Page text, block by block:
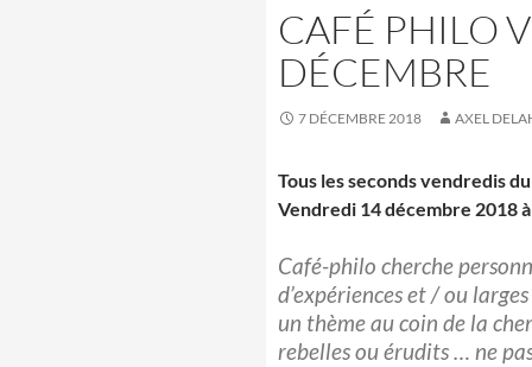
CAFÉ PHILO
DÉCEMBRE
7 DÉCEMBRE 2018 AXEL
Tous les seconds vendredis
Vendredi 14 décembre 2018
Café-philo cherche
d’expériences et / ou
un thème au coin de la
rebelles ou érudits … ne